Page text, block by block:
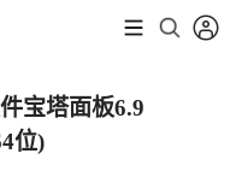
宝塔面板6.9
位)